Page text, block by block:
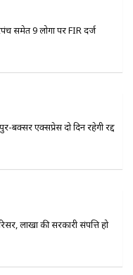
समेत 9 लोगों पर FIR दर्ज
बक्सर एक्सप्रेस दो दिन रहेगी रद्द
लाखों की सरकारी संपत्ति हो